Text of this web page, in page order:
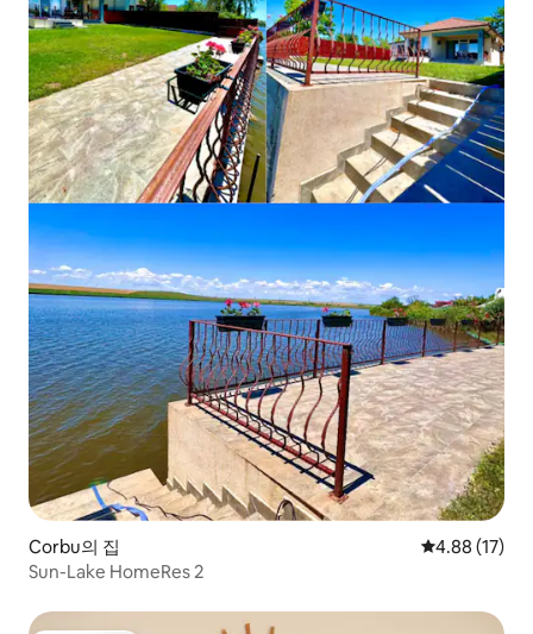
Corbu의 집 평점 4.88점
4.88 (17)
Sun-Lake HomeRes 2